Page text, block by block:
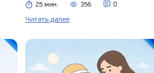
25 мин. 356 0
Читать далее